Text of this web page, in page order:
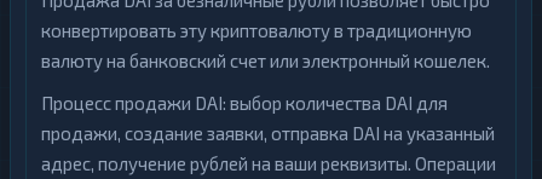
конвертировать эту криптовалюту в традиционную
валюту на банковский счет или электронный кошелек.
Процесс продажи DAI: выбор количества DAI для
продажи, создание заявки, отправка DAI на указанный
адрес, получение рублей на ваши реквизиты. Операции